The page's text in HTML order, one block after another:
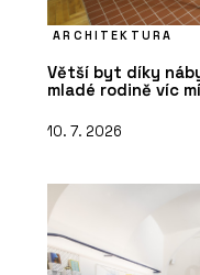
ARCHITEKTURA
Větší byt díky
mladé rodině víc
10. 7. 2026